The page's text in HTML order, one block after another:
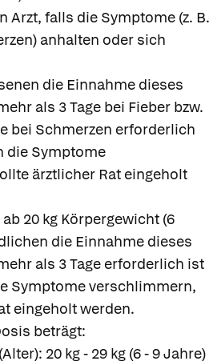
Arzt, falls die Symptome (z. B.
anhalten oder sich
die Einnahme dieses
als 3 Tage bei Fieber bzw.
bei Schmerzen erforderlich
die Symptome
ärztlicher Rat eingeholt
20 kg Körpergewicht (6
die Einnahme dieses
als 3 Tage erforderlich ist
Symptome verschlimmern,
eingeholt werden.
beträgt:
20 kg - 29 kg (6 - 9 Jahre)